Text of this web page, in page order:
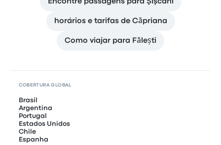
Encontre passagens para Şişcani
horários e tarifas de Căpriana
Como viajar para Fălești
COBERTURA GLOBAL
Brasil
Argentina
Portugal
Estados Unidos
Chile
Espanha